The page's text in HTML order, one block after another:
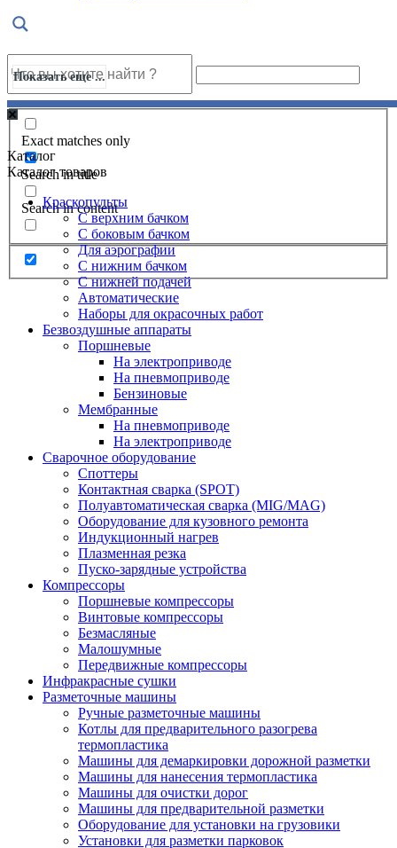
Показать еще ...
Exact matches only
Search in title
Search in content
Каталог
Каталог товаров
Краскопульты
С верхним бачком
С боковым бачком
Для аэрографии
С нижним бачком
С нижней подачей
Автоматические
Наборы для окрасочных работ
Безвоздушные аппараты
Поршневые
На электроприводе
На пневмоприводе
Бензиновые
Мембранные
На пневмоприводе
На электроприводе
Сварочное оборудование
Споттеры
Контактная сварка (SPOT)
Полуавтоматическая сварка (MIG/MAG)
Оборудование для кузовного ремонта
Индукционный нагрев
Плазменная резка
Пуско-зарядные устройства
Компрессоры
Поршневые компрессоры
Винтовые компрессоры
Безмасляные
Малошумные
Передвижные компрессоры
Инфракрасные сушки
Разметочные машины
Ручные разметочные машины
Котлы для предварительного разогрева
термопластика
Машины для демаркировки дорожной разметки
Машины для нанесения термопластика
Машины для очистки дорог
Машины для предварительной разметки
Оборудование для установки на грузовики
Установки для разметки парковок